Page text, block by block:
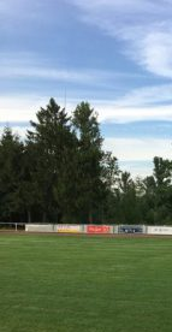
Zu
Inhalten
springen